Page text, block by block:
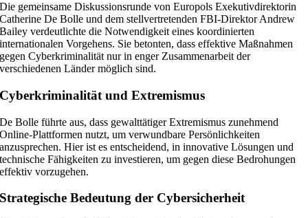
Die gemeinsame Diskussionsrunde von Europols Exekutivdirektorin
Catherine De Bolle und dem stellvertretenden FBI-Direktor Andrew
Bailey verdeutlichte die Notwendigkeit eines koordinierten
internationalen Vorgehens. Sie betonten, dass effektive Maßnahmen
gegen Cyberkriminalität nur in enger Zusammenarbeit der
verschiedenen Länder möglich sind.
Cyberkriminalität und Extremismus
De Bolle führte aus, dass gewalttätiger Extremismus zunehmend
Online-Plattformen nutzt, um verwundbare Persönlichkeiten
anzusprechen. Hier ist es entscheidend, in innovative Lösungen und
technische Fähigkeiten zu investieren, um gegen diese Bedrohungen
effektiv vorzugehen.
Strategische Bedeutung der Cybersicherheit